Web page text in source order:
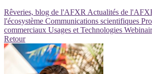
Rêveries, blog de l'AFXR Actualités de
l'écosystème Communications scientifiques
commerciaux Usages et Technologies
Retour